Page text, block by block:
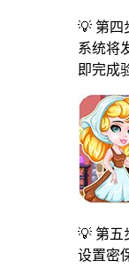
💡 第四
系统将
即完成
💡 第五
设置密